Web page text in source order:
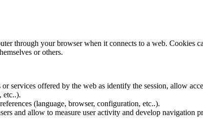
through your browser when it connects to a web. Cookies
or others.
services offered by the web as identify the session, allow
etc..).
(language, browser, configuration, etc..).
and allow to measure user activity and develop navigation